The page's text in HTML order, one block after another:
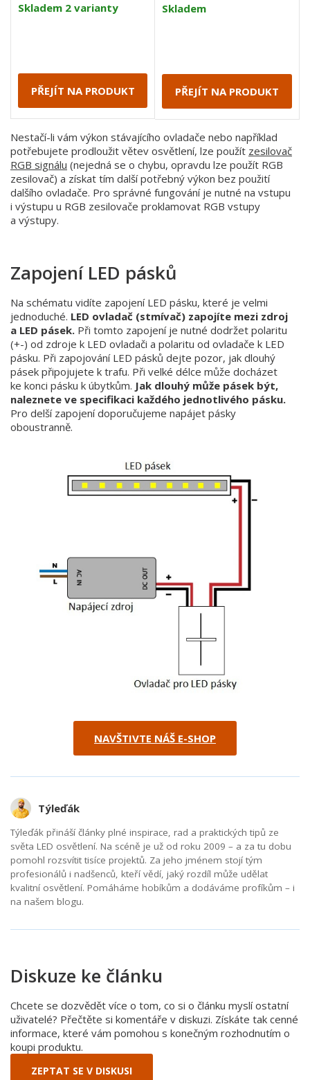
Skladem 2 varianty
PŘEJÍT NA PRODUKT
Skladem
PŘEJÍT NA PRODUKT
Nestačí-li vám výkon stávajícího ovladače nebo například
potřebujete prodloužit větev osvětlení, lze použít zesilovač
RGB signálu (nejedná se o chybu, opravdu lze použít RGB
zesilovač) a získat tím další potřebný výkon bez použití
dalšího ovladače. Pro správné fungování je nutné na vstupu
i výstupu u RGB zesilovače proklamovat RGB vstupy
a výstupy.
Zapojení LED pásků
Na schématu vidíte zapojení LED pásku, které je velmi
jednoduché. LED ovladač (stmívač) zapojíte mezi zdroj
a LED pásek. Při tomto zapojení je nutné dodržet polaritu
(+-) od zdroje k LED ovladači a polaritu od ovladače k LED
pásku. Při zapojování LED pásků dejte pozor, jak dlouhý
pásek připojujete k trafu. Při velké délce může docházet
ke konci pásku k úbytkům. Jak dlouhý může pásek být,
naleznete ve specifikaci každého jednotlivého pásku.
Pro delší zapojení doporučujeme napájet pásky
oboustranně.
NAVŠTIVTE NÁŠ E-SHOP
Týleďák
Týleďák přináší články plné inspirace, rad a praktických tipů ze
světa LED osvětlení. Na scéně je už od roku 2009 – a za tu dobu
pomohl rozsvítit tisíce projektů. Za jeho jménem stojí tým
profesionálů i nadšenců, kteří vědí, jaký rozdíl může udělat
kvalitní osvětlení. Pomáháme hobíkům a dodáváme profíkům – i
na našem blogu.
Diskuze ke článku
Chcete se dozvědět více o tom, co si o článku myslí ostatní
uživatelé? Přečtěte si komentáře v diskuzi. Získáte tak cenné
informace, které vám pomohou s konečným rozhodnutím o
koupi produktu.
ZEPTAT SE V DISKUSI